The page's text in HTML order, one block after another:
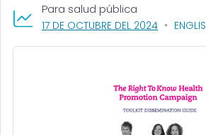
17 DE OCTUBRE DEL 2024, VISIT LINK
Para salud pública